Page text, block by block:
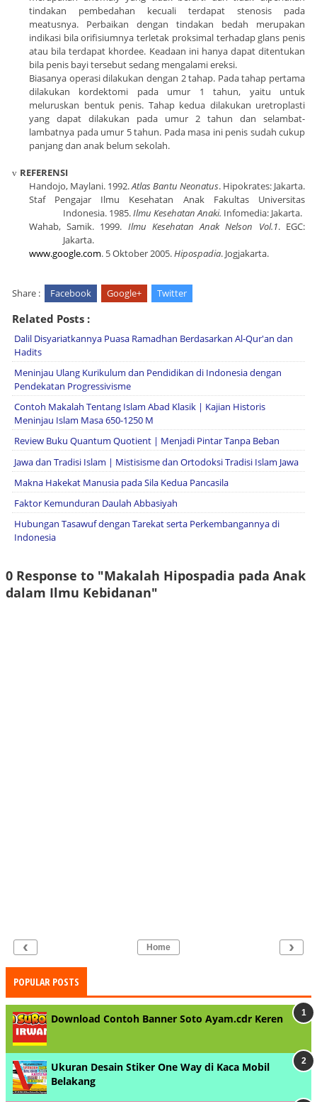
tindakan pembedahan kecuali terdapat stenosis pada
meatusnya. Perbaikan dengan tindakan bedah merupakan
indikasi bila orifisiumnya terletak proksimal terhadap glans penis
atau bila terdapat khordee. Keadaan ini hanya dapat ditentukan
bila penis bayi tersebut sedang mengalami ereksi.
Biasanya operasi dilakukan dengan 2 tahap. Pada tahap pertama
dilakukan kordektomi pada umur 1 tahun, yaitu untuk
meluruskan bentuk penis. Tahap kedua dilakukan uretroplasti
yang dapat dilakukan pada umur 2 tahun dan selambat-
lambatnya pada umur 5 tahun. Pada masa ini penis sudah cukup
panjang dan anak belum sekolah.
v REFERENSI
Handojo, Maylani. 1992.Atlas Bantu Neonatus. Hipokrates: Jakarta.
Staf Pengajar Ilmu Kesehatan Anak Fakultas Universitas
Indonesia. 1985.Ilmu Kesehatan Anaki. Infomedia: Jakarta.
Wahab, Samik. 1999. Ilmu Kesehatan Anak Nelson Vol.1. EGC:
Jakarta.
www.google.com. 5 Oktober 2005.Hipospadia. Jogjakarta.
Share : Facebook Google+ Twitter
Related Posts :
Dalil Disyariatkannya Puasa Ramadhan Berdasarkan Al-Qur'an dan
Hadits
Meninjau Ulang Kurikulum dan Pendidikan di Indonesia dengan
Pendekatan Progressivisme
Contoh Makalah Tentang Islam Abad Klasik | Kajian Historis
Meninjau Islam Masa 650-1250 M
Review Buku Quantum Quotient | Menjadi Pintar Tanpa Beban
Jawa dan Tradisi Islam | Mistisisme dan Ortodoksi Tradisi Islam Jawa
Makna Hakekat Manusia pada Sila Kedua Pancasila
Faktor Kemunduran Daulah Abbasiyah
Hubungan Tasawuf dengan Tarekat serta Perkembangannya di
Indonesia
0 Response to "Makalah Hipospadia pada Anak
dalam Ilmu Kebidanan"
‹ ›
Home
POPULAR POSTS
Download Contoh Banner Soto Ayam.cdr Keren
Ukuran Desain Stiker One Way di Kaca Mobil
Belakang